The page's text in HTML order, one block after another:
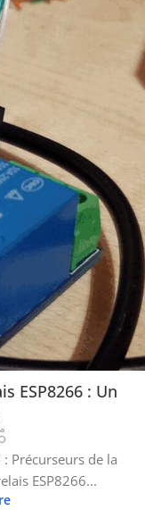
ESP8266 : Un
Précurseurs de la
ESP8266...